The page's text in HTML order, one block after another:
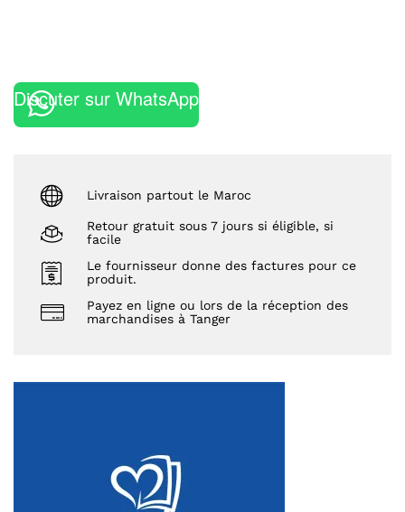
Discuter sur WhatsApp
Livraison partout le Maroc
Retour gratuit sous 7 jours si éligible, si
facile
Le fournisseur donne des factures pour ce
produit.
Payez en ligne ou lors de la réception des
marchandises à Tanger